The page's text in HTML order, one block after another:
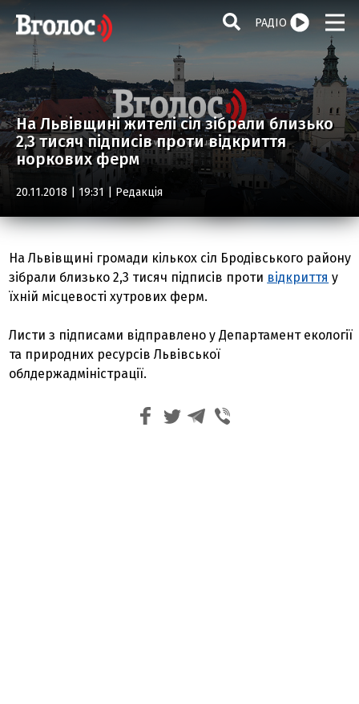
РАДІО
На Львівщині жителі сіл зібрали близько
2,3 тисяч підписів проти відкриття
норкових ферм
20.11.2018 | 19:31 | Редакція
На Львівщині громади кількох сіл Бродівського району
зібрали близько 2,3 тисяч підписів проти відкриття у
їхній місцевості хутрових ферм.
Листи з підписами відправлено у Департамент екології
та природних ресурсів Львівської
облдержадміністрації.